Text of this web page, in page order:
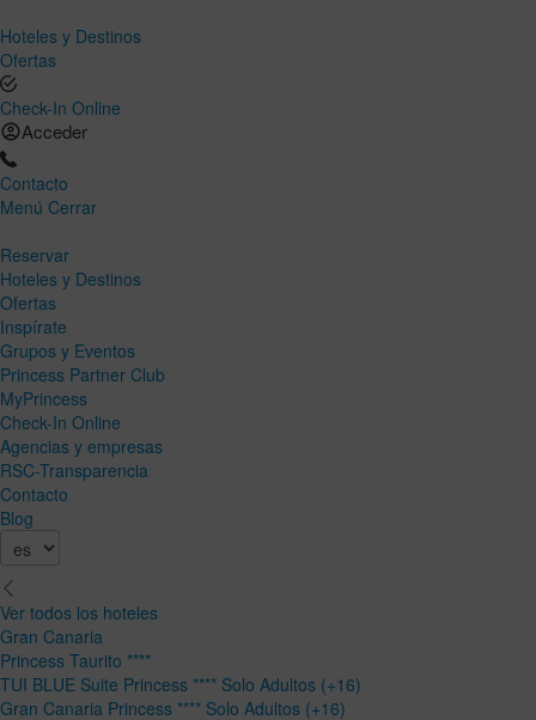
Hoteles y Destinos
Ofertas
Check-In Online
Acceder
Contacto
Menú Cerrar
Reservar
Hoteles y Destinos
Ofertas
Inspírate
Grupos y Eventos
Princess Partner Club
MyPrincess
Check-In Online
Agencias y empresas
RSC-Transparencia
Contacto
Blog
Ver todos los hoteles
Gran Canaria
Princess Taurito ****
TUI BLUE Suite Princess **** Solo Adultos (+16)
Gran Canaria Princess **** Solo Adultos (+16)